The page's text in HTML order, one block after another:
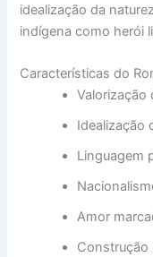
idealização da
indígena como herói
Características do
Valorização
Idealização
Linguagem
Amor
Construção